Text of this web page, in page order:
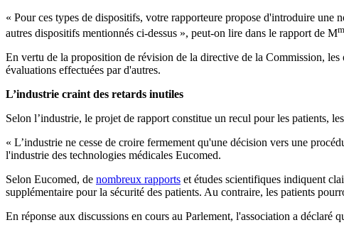
« Pour ces types de dispositifs, votre rapporteure propose d'introduire
autres dispositifs mentionnés ci-dessus », peut-on lire dans le rapport de M
En vertu de la proposition de révision de la directive de la Commission, les
évaluations effectuées par d'autres.
L’industrie craint des retards inutiles
Selon l’industrie, le projet de rapport constitue un recul pour les patients,
« L’industrie ne cesse de croire fermement qu'une décision vers une
l'industrie des technologies médicales Eucomed.
Selon Eucomed, de nombreux rapports et études scientifiques indiquent
supplémentaire pour la sécurité des patients. Au contraire, les patients
En réponse aux discussions en cours au Parlement, l'association a déclaré